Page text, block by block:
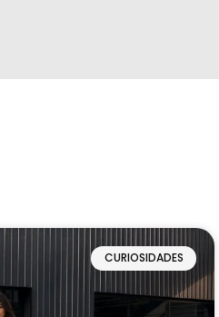
CURIOSIDADES